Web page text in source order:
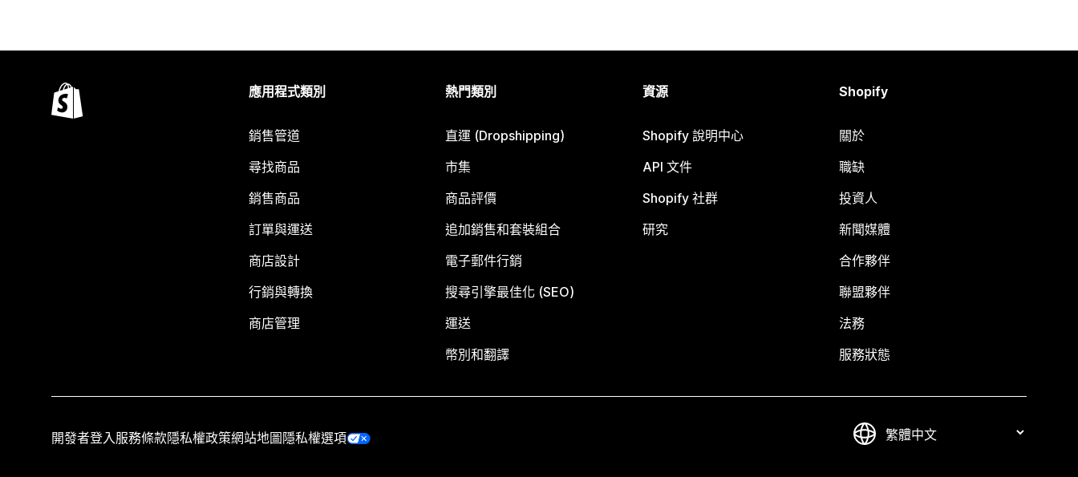
應用程式類別
銷售管道
尋找商品
銷售商品
訂單與運送
商店設計
行銷與轉換
商店管理
熱門類別
直運 (Dropshipping)
市集
商品評價
追加銷售和套裝組合
電子郵件行銷
搜尋引擎最佳化 (SEO)
運送
幣別和翻譯
資源
Shopify 說明中心
API 文件
Shopify 社群
研究
Shopify
關於
職缺
投資人
新聞媒體
合作夥伴
聯盟夥伴
法務
服務狀態
開發者登入服務條款隱私權政策網站地圖 隱私權選項